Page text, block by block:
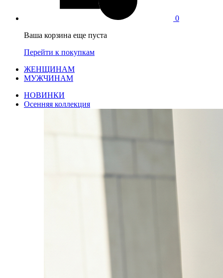
0
Ваша корзина еще пуста
Перейти к покупкам
ЖЕНЩИНАМ
МУЖЧИНАМ
НОВИНКИ
Осенняя коллекция